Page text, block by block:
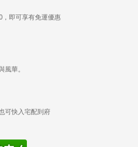
，即可享有免運優惠
風華。
可快入宅配到府